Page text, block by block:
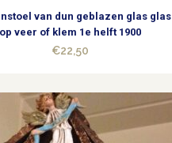
van dun geblazen glas glas
op veer of klem 1e helft 1900
€22,50